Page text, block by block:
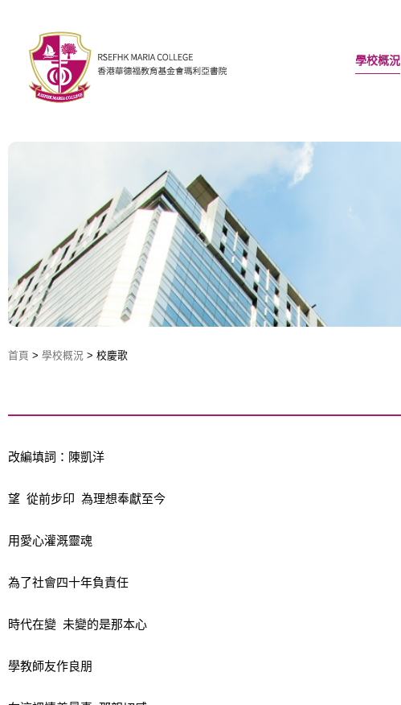
學校概況
首頁 > 學校概況 > 校慶歌
改編填詞：陳凱洋
望 從前步印 為理想奉獻至今
用愛心灌溉靈魂
為了社會四十年負責任
時代在變 未變的是那本心
學教師友作良朋